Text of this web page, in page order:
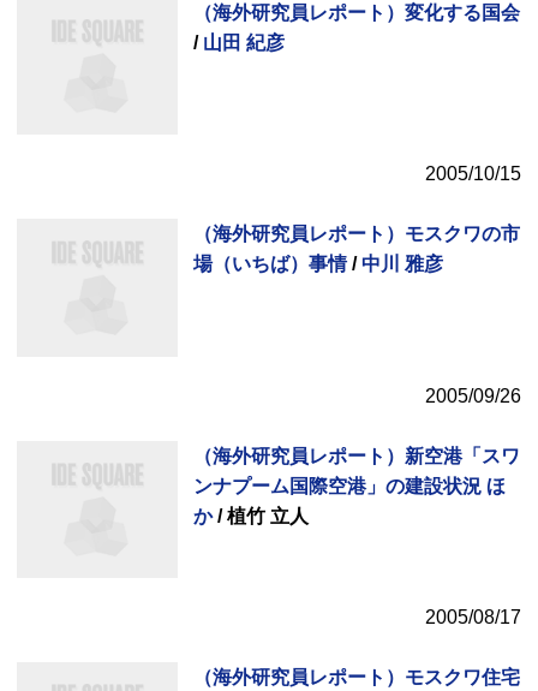
（海外研究員レポート）変化する国会
/ 山田 紀彦
2005/10/15
（海外研究員レポート）モスクワの市
場（いちば）事情/中川 雅彦
2005/09/26
（海外研究員レポート）新空港「スワ
ンナプーム国際空港」の建設状況 ほ
か/ 植竹 立人
2005/08/17
（海外研究員レポート）モスクワ住宅